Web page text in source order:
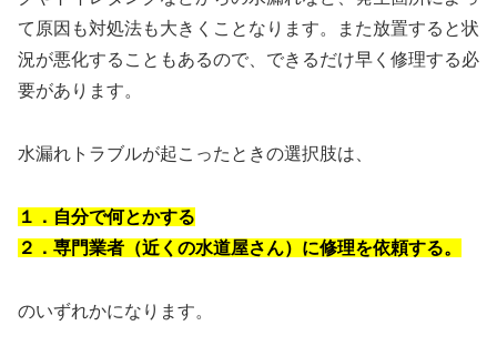
て原因も対処法も大きくことなります。また放置すると状
況が悪化することもあるので、できるだけ早く修理する必
要があります。
水漏れトラブルが起こったときの選択肢は、
１．自分で何とかする
２．専門業者（近くの水道屋さん）に修理を依頼する。
のいずれかになります。